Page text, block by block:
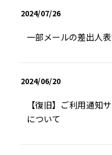
2024/07/26
一部メールの差出人
2024/06/20
【復旧】ご利用通知
について